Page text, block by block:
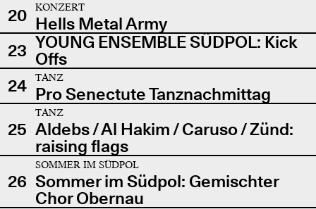
20
KONZERT
Hells Metal Army
23 YOUNG ENSEMBLE SÜDPOL: Kick
Offs
24
TANZ
Pro Senectute Tanznachmittag
25
TANZ
Aldebs / Al Hakim / Caruso / Zünd:
raising flags
26
SOMMER IM SÜDPOL
Sommer im Südpol: Gemischter
Chor Obernau